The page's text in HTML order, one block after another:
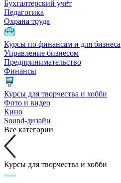
Бухгалтерский учёт
Педагогика
Охрана труда
Курсы по финансам и для бизнеса
Управление бизнесом
Предпринимательство
Финансы
Курсы для творчества и хобби
Фото и видео
Кино
Sound-дизайн
Все категории
Курсы для творчества и хобби